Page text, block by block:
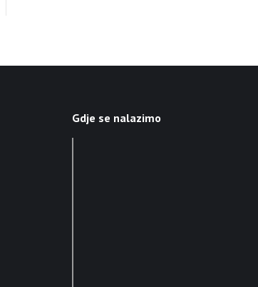
Gdje se nalazimo